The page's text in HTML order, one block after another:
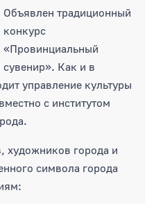
Объявлен традиционный
конкурс
«Провинциальный
сувенир». Как и в
управление культуры
с институтом
художников города и
символа города